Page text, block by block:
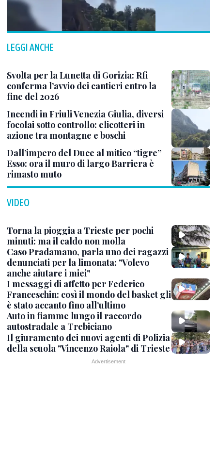
LEGGI ANCHE
Svolta per la Lunetta di Gorizia: Rfi
conferma l’avvio dei cantieri entro la
fine del 2026
Incendi in Friuli Venezia Giulia, diversi
focolai sotto controllo: elicotteri in
azione tra montagne e boschi
Dall’impero del Duce al mitico “tigre”
Esso: ora il muro di largo Barriera è
rimasto muto
VIDEO
Torna la pioggia a Trieste per pochi
minuti: ma il caldo non molla
Caso Pradamano, parla uno dei ragazzi
denunciati per la limonata: "Volevo
anche aiutare i miei"
I messaggi di affetto per Federico
Franceschin: così il mondo del basket gli
è stato accanto fino all’ultimo
Auto in fiamme lungo il raccordo
autostradale a Trebiciano
Il giuramento dei nuovi agenti di Polizia
della scuola "Vincenzo Raiola" di Trieste